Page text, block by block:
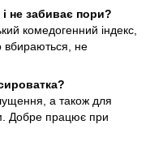
не забиває пори?
комедогенний індекс,
вбираються, не
а також для
Добре працює при